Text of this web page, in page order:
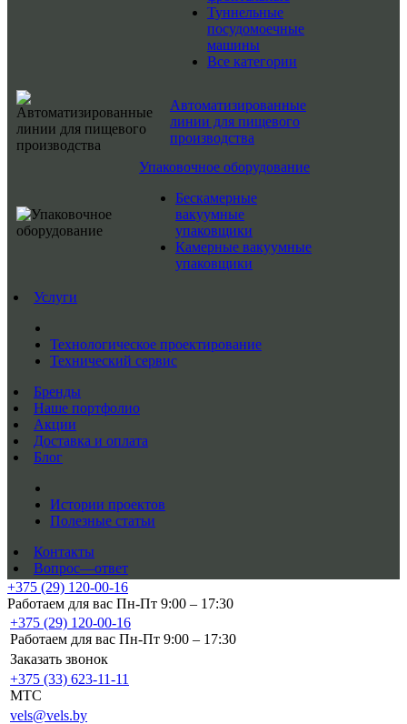
Туннельные
посудомоечные
машины
Все категории
Автоматизированные
линии для пищевого
производства
Упаковочное оборудование
Бескамерные
вакуумные
упаковщики
Камерные вакуумные
упаковщики
Услуги
Технологическое проектирование
Технический сервис
Бренды
Наше портфолио
Акции
Доставка и оплата
Блог
Истории проектов
Полезные статьи
Контакты
Вопрос—ответ
+375 (29) 120-00-16
Работаем для вас Пн-Пт 9:00 – 17:30
+375 (29) 120-00-16
Работаем для вас Пн-Пт 9:00 – 17:30
Заказать звонок
+375 (33) 623-11-11
MTC
vels@vels.by